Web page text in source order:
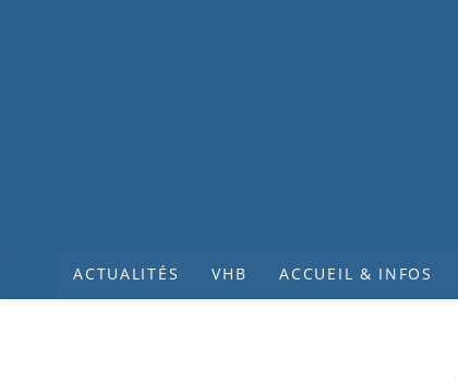
ACTUALITÉS VHB ACCUEIL & INFOS